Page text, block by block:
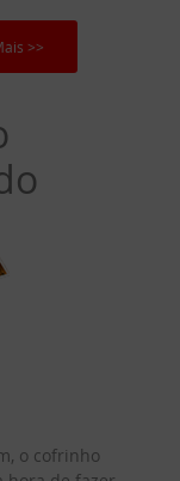
>>
o cofrinho